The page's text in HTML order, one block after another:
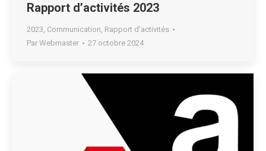
Rapport d’activités 2023
2023, Communication, Rapport d'activités
Par Webmaster 27 octobre 2024